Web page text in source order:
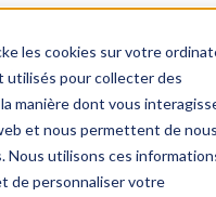
les cookies sur votre
utilisés pour collecter des
manière dont vous
et nous permettent de nous
Nous utilisons ces
de personnaliser votre